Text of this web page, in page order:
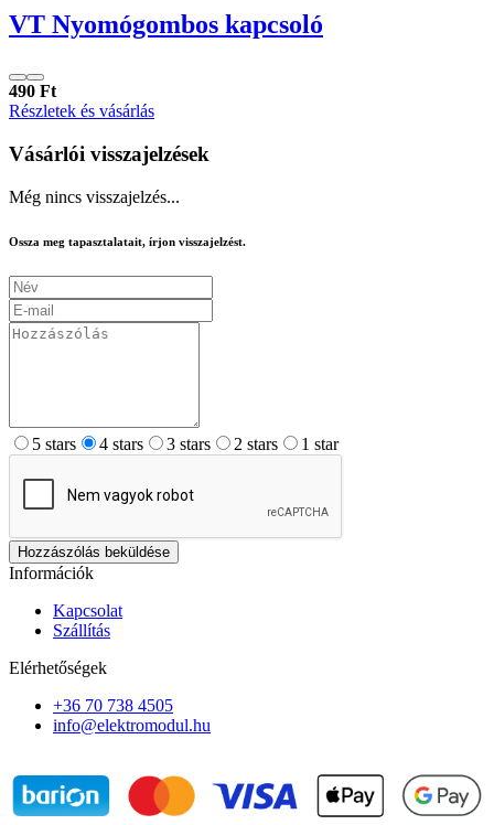
VT Nyomógombos kapcsoló
490 Ft
Részletek és vásárlás
Vásárlói visszajelzések
Még nincs visszajelzés...
Ossza meg tapasztalatait, írjon visszajelzést.
5 stars 4 stars 3 stars 2 stars 1 star
Hozzászólás beküldése
Információk
Kapcsolat
Szállítás
Elérhetőségek
+36 70 738 4505
info@elektromodul.hu